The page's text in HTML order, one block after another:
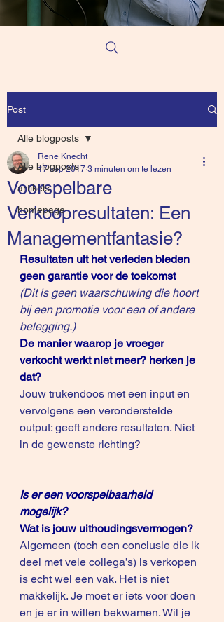
Post
Alle blogposts
artikels
homepage
Alle blogposts
Voorspelbare
Verkoopresultaten: Een
Managementfantasie?
Rene Knecht
17 sep 2017 3 minuten om te lezen
Resultaten uit het verleden bieden
geen garantie voor de toekomst
(Dit is geen waarschuwing die hoort
bij een promotie voor een of andere
belegging.)
De manier waarop je vroeger
verkocht werkt niet meer? herken je
dat?
Jouw trukendoos met een input en
vervolgens een veronderstelde
output: geeft andere resultaten. Niet
in de gewenste richting?
Is er een voorspelbaarheid
mogelijk?
Wat is jouw uithoudingsvermogen?
Algemeen (toch een conclusie die ik
deel met vele collega’s) is verkopen
is echt wel een vak. Het is niet
makkelijk. Je moet er iets voor doen
en je er in willen bekwamen. Wil je